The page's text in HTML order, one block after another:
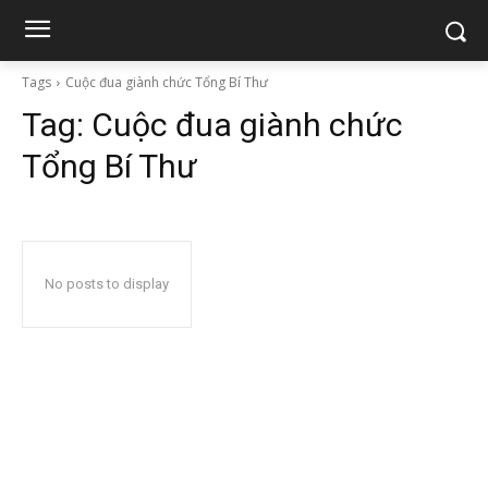
Tags Cuộc đua giành chức Tổng Bí Thư
Tag: Cuộc đua giành chức
Tổng Bí Thư
No posts to display